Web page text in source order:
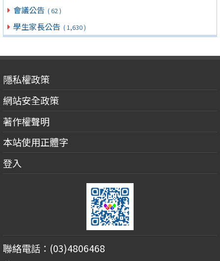
會議公告 ( 62 )
學生家長公告 ( 1,630 )
隱私權政策
網站安全政策
著作權聲明
本站使用正體字
登入
聯絡電話：(03)4806468